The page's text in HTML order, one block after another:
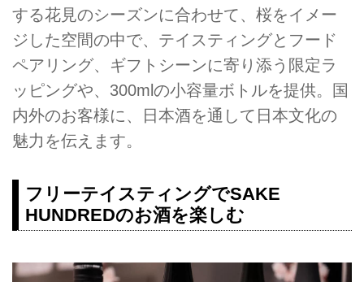
する花見のシーズンに合わせて、桜をイメー
ジした空間の中で、テイスティングとフード
ペアリング、ギフトシーンに寄り添う限定ラ
ッピングや、300mlの小容量ボトルを提供。国
内外のお客様に、日本酒を通して日本文化の
魅力を伝えます。
フリーテイスティングでSAKE
HUNDREDのお酒を楽しむ